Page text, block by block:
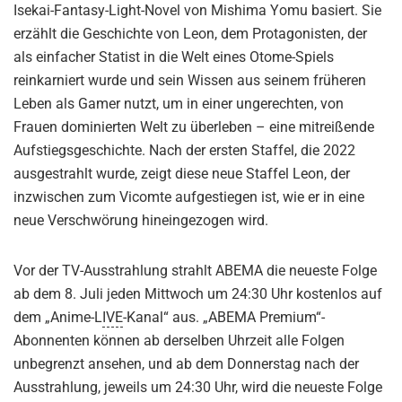
Isekai-Fantasy-Light-Novel von Mishima Yomu basiert. Sie
erzählt die Geschichte von Leon, dem Protagonisten, der
als einfacher Statist in die Welt eines Otome-Spiels
reinkarniert wurde und sein Wissen aus seinem früheren
Leben als Gamer nutzt, um in einer ungerechten, von
Frauen dominierten Welt zu überleben – eine mitreißende
Aufstiegsgeschichte. Nach der ersten Staffel, die 2022
ausgestrahlt wurde, zeigt diese neue Staffel Leon, der
inzwischen zum Vicomte aufgestiegen ist, wie er in eine
neue Verschwörung hineingezogen wird.
Vor der TV-Ausstrahlung strahlt ABEMA die neueste Folge
ab dem 8. Juli jeden Mittwoch um 24:30 Uhr kostenlos auf
dem „Anime-L IVE-Kanal“ aus. „ABEMA Premium“-
Abonnenten können ab derselben Uhrzeit alle Folgen
unbegrenzt ansehen, und ab dem Donnerstag nach der
Ausstrahlung, jeweils um 24:30 Uhr, wird die neueste Folge